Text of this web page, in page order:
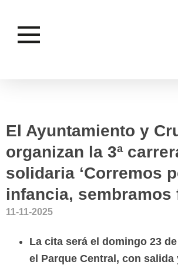
El Ayuntamiento y
organizan la 3ª
solidaria ‘Corremos
infancia, sembramos
11-11-2025
La cita será el domingo 23
el Parque Central, con salida